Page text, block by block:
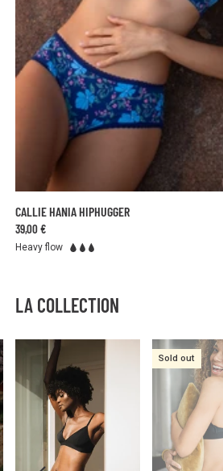
CALLIE HANIA HIPHUGGER
39,00 €
Heavy flow
LA COLLECTION
Sold out